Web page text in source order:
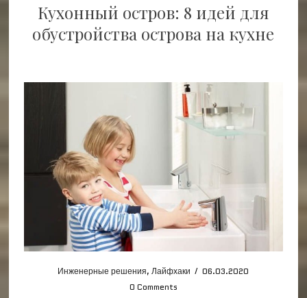
Кухонный остров: 8 идей для
обустройства острова на кухне
Инженерные решения,Лайфхаки / 06.03.2020
0 Comments